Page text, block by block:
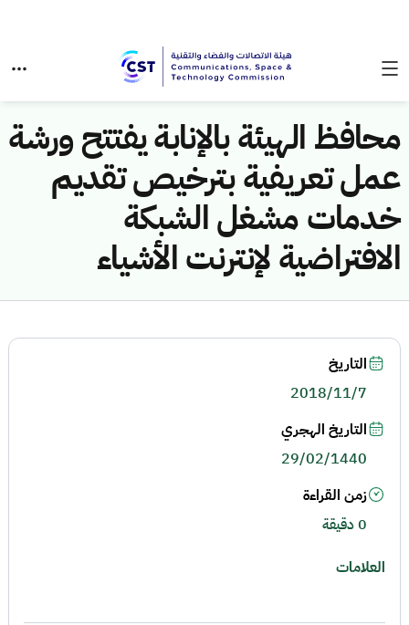
محافظ الهيئة بالإنابة يفتتح ورشة
عمل تعريفية بترخيص تقديم
خدمات مشغل الشبكة
الافتراضية لإنترنت الأشياء
التاريخ
2018/11/7
التاريخ الهجري
29/02/1440
زمن القراءة
0 دقيقة
العلامات